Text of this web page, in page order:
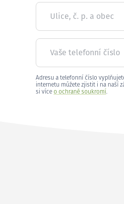
Ulice, č. p. a obec
Vaše telefonní číslo
Adresu a telefonní číslo
internetu můžete zjistit i na naší
si více o ochraně soukromí.